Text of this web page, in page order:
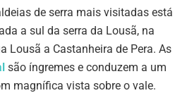
de serra mais visitadas está
a sul da serra da Lousã, na
Lousã a Castanheira de Pera. As
são íngremes e conduzem a um
magnífica vista sobre o vale.